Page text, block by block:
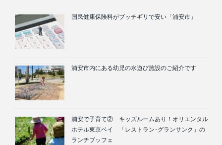
国民健康保険料がブッチギリで安い「浦安市」
浦安市内にある幼児の水遊び施設のご紹介です
浦安で子育て② キッズルームあり！オリエンタル
ホテル東京ベイ 「レストラン･グランサンク」の
ランチブッフェ